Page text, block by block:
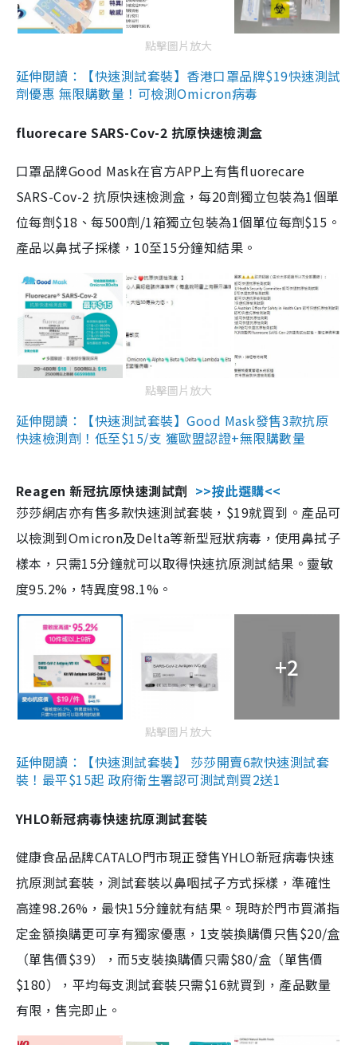
點擊圖片放大
延伸閱讀：【快速測試套裝】香港口罩品牌$19快速測試
劑優惠 無限購數量！可檢測Omicron病毒
fluorecare SARS-Cov-2 抗原快速檢測盒
口罩品牌Good Mask在官方APP上有售fluorecare
SARS-Cov-2 抗原快速檢測盒，每20劑獨立包裝為1個單
位每劑$18、每500劑/1箱獨立包裝為1個單位每劑$15。
產品以鼻拭子採樣，10至15分鐘知結果。
點擊圖片放大
延伸閱讀：【快速測試套裝】Good Mask發售3款抗原
快速檢測劑！低至$15/支 獲歐盟認證+無限購數量
Reagen 新冠抗原快速測試劑 >>按此選購<<
莎莎網店亦有售多款快速測試套裝，$19就買到。產品可
以檢測到Omicron及Delta等新型冠狀病毒，使用鼻拭子
樣本，只需15分鐘就可以取得快速抗原測試結果。靈敏
度95.2%，特異度98.1%。
+2
點擊圖片放大
延伸閱讀：【快速測試套裝】 莎莎開賣6款快速測試套
裝！最平$15起 政府衛生署認可測試劑買2送1
YHLO新冠病毒快速抗原測試套裝
健康食品品牌CATALO門市現正發售YHLO新冠病毒快速
抗原測試套裝，測試套裝以鼻咽拭子方式採樣，準確性
高達98.26%，最快15分鐘就有結果。現時於門市買滿指
定金額換購更可享有獨家優惠，1支裝換購價只售$20/盒
（單售價$39），而5支裝換購價只需$80/盒（單售價
$180），平均每支測試套裝只需$16就買到，產品數量
有限，售完即止。